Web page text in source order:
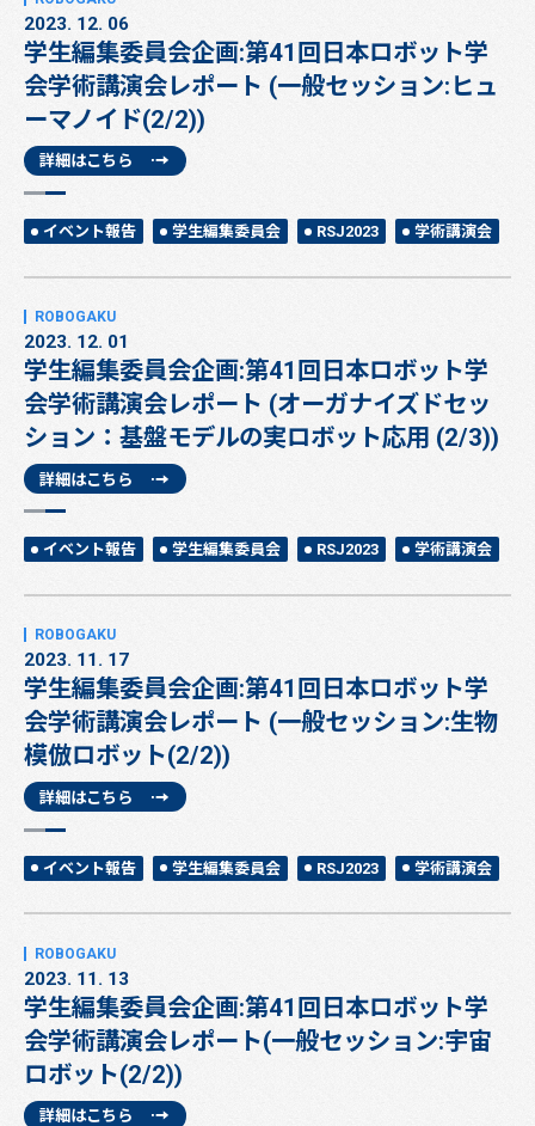
2023. 12. 06
学生編集委員会企画:第41回日本ロボット学
会学術講演会レポート (一般セッション:ヒュ
ーマノイド(2/2))
詳細はこちら
イベント報告 学生編集委員会 RSJ2023 学術講演会
2023. 12. 01
学生編集委員会企画:第41回日本ロボット学
会学術講演会レポート (オーガナイズドセッ
ション：基盤モデルの実ロボット応用 (2/3))
詳細はこちら
イベント報告 学生編集委員会 RSJ2023 学術講演会
2023. 11. 17
学生編集委員会企画:第41回日本ロボット学
会学術講演会レポート (一般セッション:生物
模倣ロボット(2/2))
詳細はこちら
イベント報告 学生編集委員会 RSJ2023 学術講演会
2023. 11. 13
学生編集委員会企画:第41回日本ロボット学
会学術講演会レポート(一般セッション:宇宙
ロボット(2/2))
詳細はこちら